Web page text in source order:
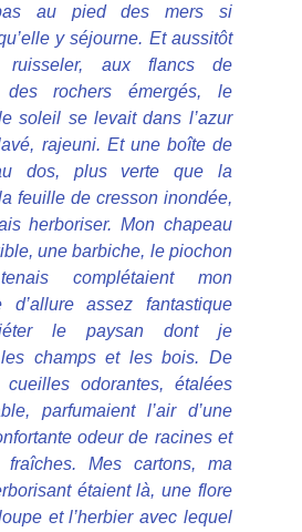
au pied des mers si
y séjourne. Et aussitôt
ruisseler, aux flancs de
des rochers émergés, le
soleil se levait dans l’azur
rajeuni. Et une boîte de
dos, plus verte que la
feuille de cresson inondée,
herboriser. Mon chapeau
une barbiche, le piochon
complétaient mon
d’allure assez fantastique
le paysan dont je
champs et les bois. De
cueilles odorantes, étalées
parfumaient l’air d’une
odeur de racines et
Mes cartons, ma
étaient là, une flore
et l’herbier avec lequel